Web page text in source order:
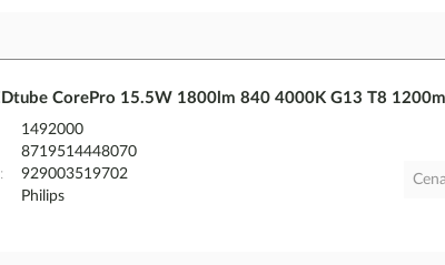
CorePro 15.5W 1800lm 840 4000K G13 T8
1492000
8719514448070
929003519702
Philips